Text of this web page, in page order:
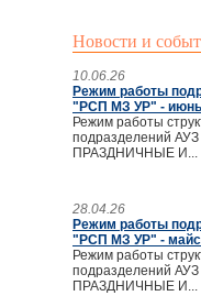
Новости и
10.06.26
Режим работы
"РСП МЗ УР" -
Режим работы
подразделений
ПРАЗДНИЧНЫЕ И...
28.04.26
Режим работы
"РСП МЗ УР" -
Режим работы
подразделений
ПРАЗДНИЧНЫЕ И...